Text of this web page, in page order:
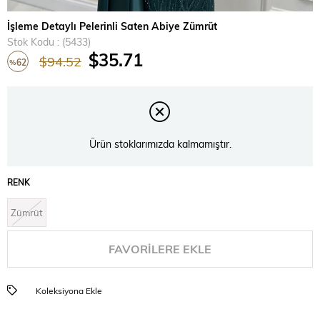
İşleme Detaylı Pelerinli Saten Abiye Zümrüt
Stok Kodu
(5433)
%62 $94.52 $35.71
Ürün stoklarımızda kalmamıştır.
RENK
Zümrüt
FAVORILERE EKLE
Koleksiyona Ekle